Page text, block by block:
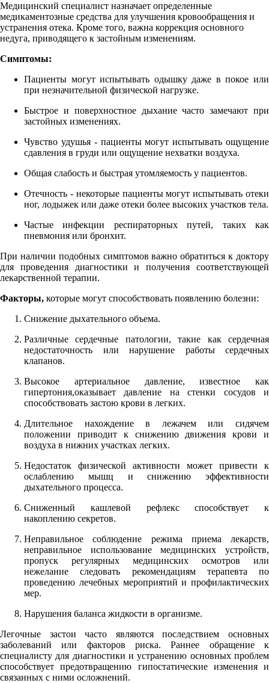
Медицинский специалист назначает определенные
медикаментозные средства для улучшения кровообращения и
устранения отека. Кроме того, важна коррекция основного
недуга, приводящего к застойным изменениям.
Симптомы:
Пациенты могут испытывать одышку даже в покое или
при незначительной физической нагрузке.
Быстрое и поверхностное дыхание часто замечают при
застойных изменениях.
Чувство удушья - пациенты могут испытывать ощущение
сдавления в груди или ощущение нехватки воздуха.
Общая слабость и быстрая утомляемость у пациентов.
Отечность - некоторые пациенты могут испытывать отеки
ног, лодыжек или даже отеки более высоких участков тела.
Частые инфекции респираторных путей, таких как
пневмония или бронхит.
При наличии подобных симптомов важно обратиться к доктору
для проведения диагностики и получения соответствующей
лекарственной терапии.
Факторы, которые могут способствовать появлению болезни:
Снижение дыхательного объема.
Различные сердечные патологии, такие как сердечная
недостаточность или нарушение работы сердечных
клапанов.
Высокое артериальное давление, известное как
гипертония,оказывает давление на стенки сосудов и
способствовать застою крови в легких.
Длительное нахождение в лежачем или сидячем
положении приводит к снижению движения крови и
воздуха в нижних участках легких.
Недостаток физической активности может привести к
ослаблению мышц и снижению эффективности
дыхательного процесса.
Сниженный кашлевой рефлекс способствует к
накоплению секретов.
Неправильное соблюдение режима приема лекарств,
неправильное использование медицинских устройств,
пропуск регулярных медицинских осмотров или
нежелание следовать рекомендациям терапевта по
проведению лечебных мероприятий и профилактических
мер.
Нарушения баланса жидкости в организме.
Легочные застои часто являются последствием основных
заболеваний или факторов риска. Раннее обращение к
специалисту для диагностики и устранению основных проблем
способствует предотвращению гипостатические изменения и
связанных с ними осложнений.